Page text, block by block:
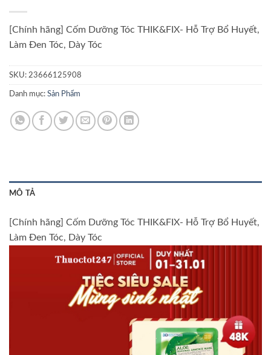
[Chính hãng] Cốm Dưỡng Tóc THIK&FIX- Hỗ Trợ Bổ Huyết,
Làm Đen Tóc, Dày Tóc
SKU: 23666125908
Danh mục: Sản Phẩm
MÔ TẢ
[Chính hãng] Cốm Dưỡng Tóc THIK&FIX- Hỗ Trợ Bổ Huyết,
Làm Đen Tóc, Dày Tóc